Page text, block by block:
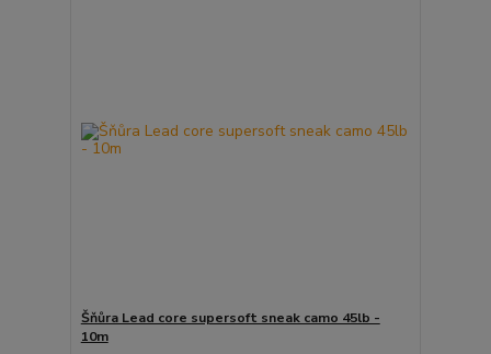
Šňůra Lead core supersoft sneak camo 45lb -
10m